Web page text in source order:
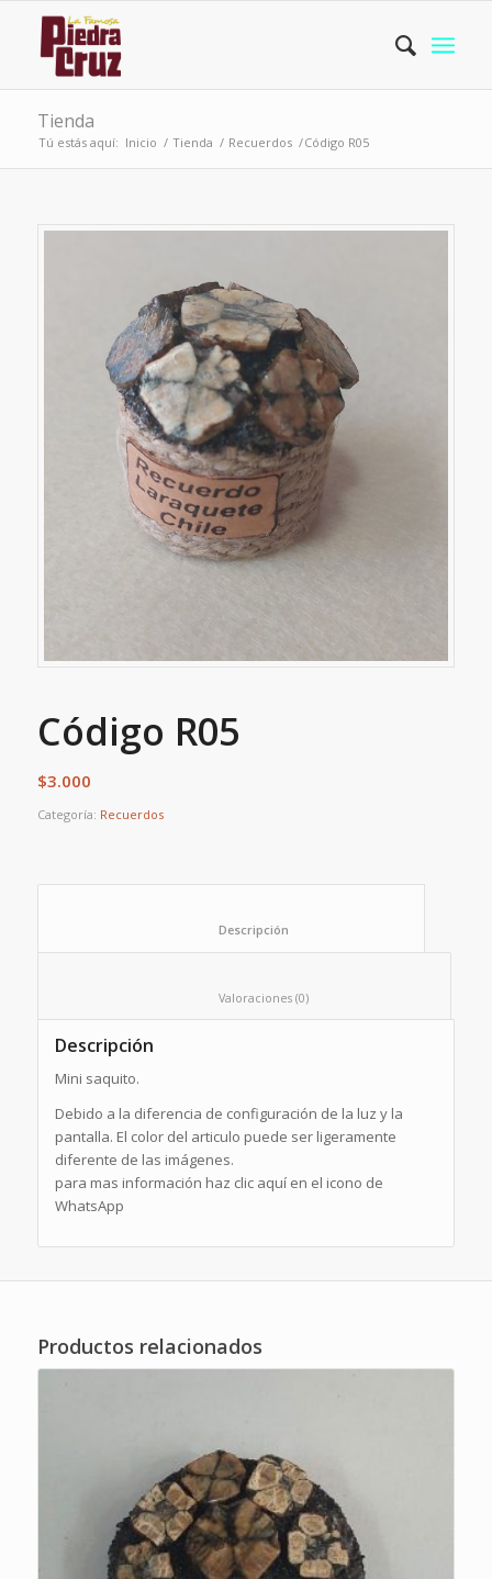
Tienda
Tú estás aquí: Inicio / Tienda / Recuerdos /Código R05
Código R05
$3.000
Categoría: Recuerdos
						Valoraciones (0)
Descripción
Mini saquito.
Debido a la diferencia de configuración de la luz y la
pantalla. El color del articulo puede ser ligeramente
diferente de las imágenes.
para mas información haz clic aquí en el icono de
WhatsApp
Productos relacionados